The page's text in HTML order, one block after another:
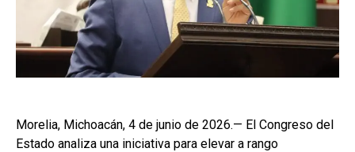
Morelia, Michoacán, 4 de junio de 2026.— El Congreso del
Estado analiza una iniciativa para elevar a rango